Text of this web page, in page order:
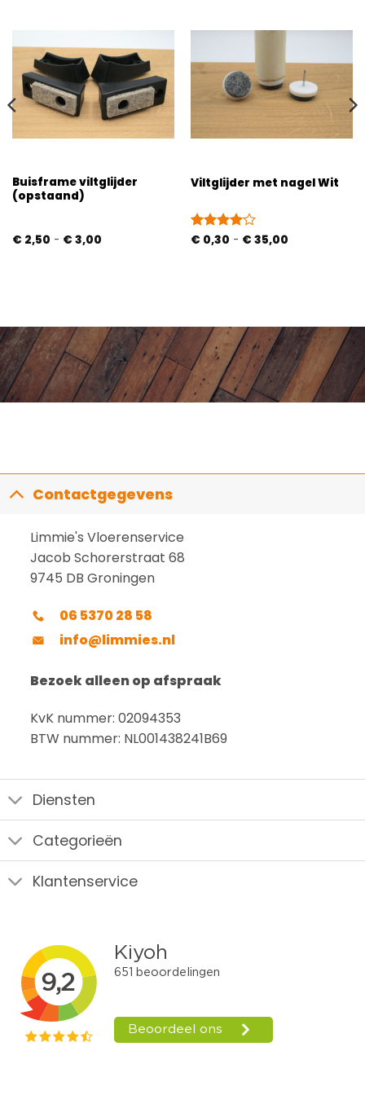
Buisframe viltglijder
(opstaand)
€ 2,50 - € 3,00Prijsklasse:
Viltglijder met nagel Wit
Gewaardeerd
€ 0,30 - € 35,00Prijsklasse:
Contactgegevens
Limmie's Vloerenservice
Jacob Schorerstraat 68
9745 DB Groningen
06 5370 28 58
info@limmies.nl
Bezoek alleen op afspraak
KvK nummer: 02094353
BTW nummer: NL001438241B69
Diensten
Categorieën
Klantenservice